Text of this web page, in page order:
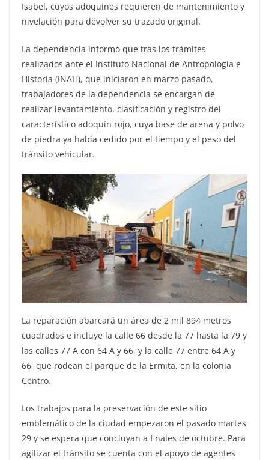
Isabel, cuyos adoquines requieren de mantenimiento y
nivelación para devolver su trazado original.
La dependencia informó que tras los trámites
realizados ante el Instituto Nacional de Antropología e
Historia (INAH), que iniciaron en marzo pasado,
trabajadores de la dependencia se encargan de
realizar levantamiento, clasificación y registro del
característico adoquín rojo, cuya base de arena y polvo
de piedra ya había cedido por el tiempo y el peso del
tránsito vehicular.
La reparación abarcará un área de 2 mil 894 metros
cuadrados e incluye la calle 66 desde la 77 hasta la 79 y
las calles 77 A con 64 A y 66, y la calle 77 entre 64 A y
66, que rodean el parque de la Ermita, en la colonia
Centro.
Los trabajos para la preservación de este sitio
emblemático de la ciudad empezaron el pasado martes
29 y se espera que concluyan a finales de octubre. Para
agilizar el tránsito se cuenta con el apoyo de agentes